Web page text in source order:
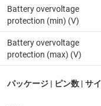
Battery overvoltage
protection (min) (V)
Battery overvoltage
protection (max) (V)